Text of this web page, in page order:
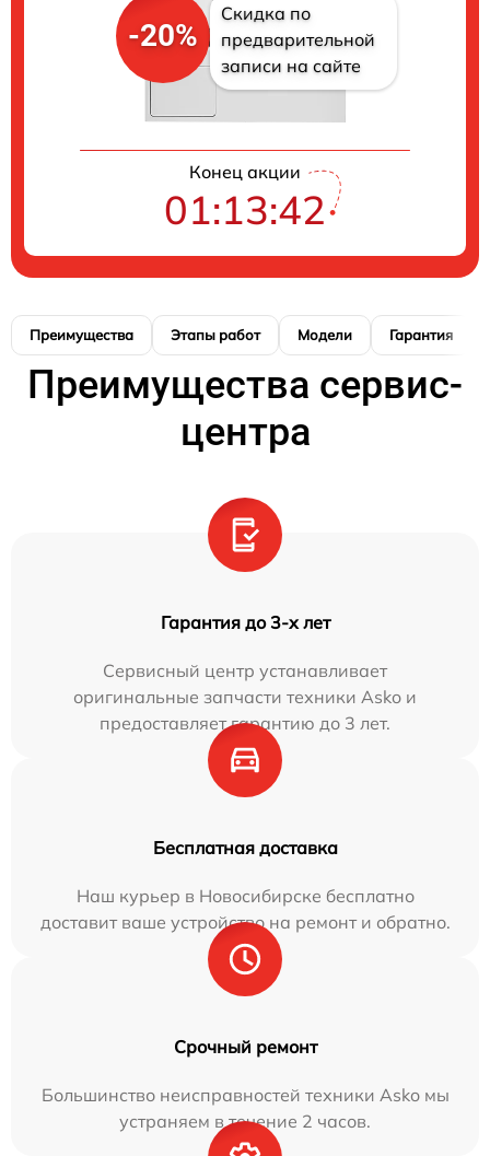
-20%
Скидка по
предварительной
записи на сайте
Конец акции
01:13:41
Преимущества Этапы работ Модели Гарантия
Преимущества сервис-
центра
Гарантия до 3-х лет
Сервисный центр устанавливает
оригинальные запчасти техники Asko и
предоставляет гарантию до 3 лет.
Бесплатная доставка
Наш курьер в Новосибирске бесплатно
доставит ваше устройство на ремонт и обратно.
Срочный ремонт
Большинство неисправностей техники Asko мы
устраняем в течение 2 часов.